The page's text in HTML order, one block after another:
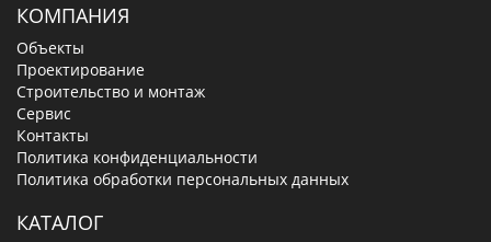
КОМПАНИЯ
Объекты
Проектирование
Строительство и монтаж
Сервис
Контакты
Политика конфиденциальности
Политика обработки персональных данных
КАТАЛОГ